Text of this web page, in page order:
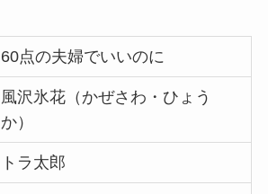
60点の夫婦でいいのに
風沢氷花（かぜさわ・ひょう
か）
トラ太郎